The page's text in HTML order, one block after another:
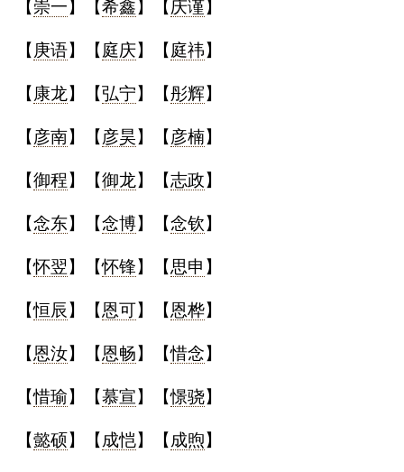
【崇一】【希鑫】【庆谨】
【 庚语】【 庭庆】【 庭祎】
【 康龙】【弘宁】【彤辉】
【 彦南】【 彦昊】【 彦楠】
【御程】【御龙】【志政】
【念东】【念博】【念钦】
【怀翌 】【怀锋】【思申 】
【恒辰 】【恩可】【恩桦】
【恩汝】【恩畅】【惜念】
【惜瑜】【慕宣】【憬骁】
【懿硕 】【 成恺】【 成煦】